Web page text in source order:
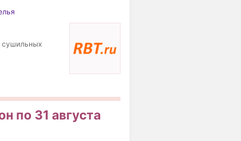
сушильных
по 31 августа